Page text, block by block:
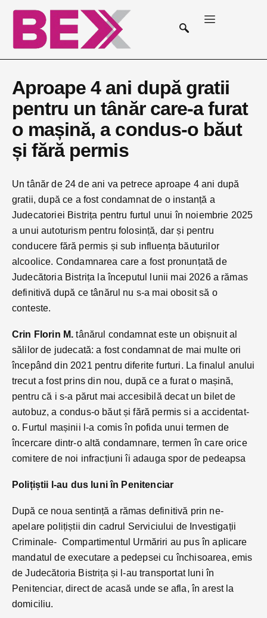
Aproape 4 ani după gratii
pentru un tânăr care-a furat
o mașină, a condus-o băut
și fără permis
Un tânăr de 24 de ani va petrece aproape 4 ani după
gratii, după ce a fost condamnat de o instanță a
Judecatoriei Bistrița pentru furtul unui în noiembrie 2025
a unui autoturism pentru folosință, dar și pentru
conducere fără permis și sub influența băuturilor
alcoolice. Condamnarea care a fost pronunțată de
Judecătoria Bistrița la începutul lunii mai 2026 a rămas
definitivă după ce tânărul nu s-a mai obosit să o
conteste.
Crin Florin M.tânărul condamnat este un obișnuit al
sălilor de judecată: a fost condamnat de mai multe ori
începând din 2021 pentru diferite furturi. La finalul anului
trecut a fost prins din nou, după ce a furat o mașină,
pentru că i s-a părut mai accesibilă decat un bilet de
autobuz, a condus-o băut și fără permis si a accidentat-
o. Furtul mașinii l-a comis în pofida unui termen de
încercare dintr-o altă condamnare, termen în care orice
comitere de noi infracțiuni îi adauga spor de pedeapsa
Polițiștii l-au dus luni în Penitenciar
După ce noua sentință a rămas definitivă prin ne-
apelare polițiștii din cadrul Serviciului de Investigații
Criminale- Compartimentul Urmăriri au pus în aplicare
mandatul de executare a pedepsei cu închisoarea, emis
de Judecătoria Bistrița și l-au transportat luni în
Penitenciar, direct de acasă unde se afla, în arest la
domiciliu.